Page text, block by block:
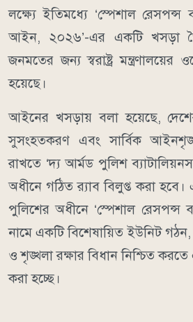
লক্ষ্যে ইতিমধ্যে ‘স্পেশাল রেসপন্স
আইন, ২০২৬’-এর একটি খসড়া
জনমতের জন্য স্বরাষ্ট্র মন্ত্রণালয়ের
হয়েছে।
আইনের খসড়ায় বলা হয়েছে, দেশের
সুসংহতকরণ এবং সার্বিক
রাখতে ‘দ্য আর্মড পুলিশ
অধীনে গঠিত র‍্যাব বিলুপ্ত করা হবে।
পুলিশের অধীনে ‘স্পেশাল রেসপন্স
নামে একটি বিশেষায়িত ইউনিট গঠন,
ও শৃঙ্খলা রক্ষার বিধান নিশ্চিত
করা হচ্ছে।